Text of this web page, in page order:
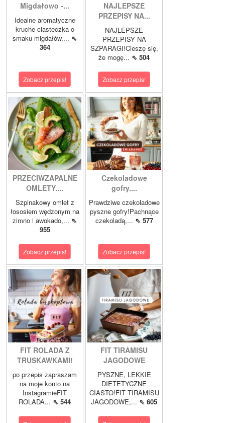
Migdałowo -...
Idealne aromatyczne
kruche ciasteczka o
smaku migdałów,... ⇖
364
Zobacz przepis!
NAJLEPSZE
PRZEPISY NA...
NAJLEPSZE
PRZEPISY NA
SZPARAGI!Cieszę się,
że mogę... ⇖ 504
Zobacz przepis!
PRZECIWZAPALNE
OMLETY....
Szpinakowy omlet z
łososiem wędzonym na
zimno i awokado,... ⇖
955
Zobacz przepis!
Czekoladowe
gofry....
Prawdziwe czekoladowe
pyszne gofry!Pachnące
czekoladą,... ⇖ 577
Zobacz przepis!
FIT ROLADA Z
TRUSKAWKAMI!
po przepis zapraszam
na moje konto na
InstagramieFIT
ROLADA... ⇖ 544
FIT TIRAMISU
JAGODOWE
PYSZNE, LEKKIE
DIETETYCZNE
CIASTO!FIT TIRAMISU
JAGODOWE,... ⇖ 605